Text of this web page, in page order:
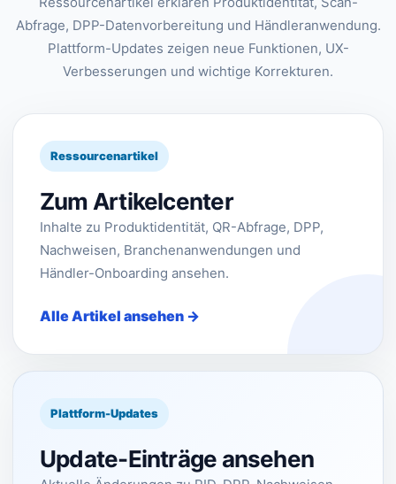
Abfrage, DPP-Datenvorbereitung und Händleranwendung.
Plattform-Updates zeigen neue Funktionen, UX-
Verbesserungen und wichtige Korrekturen.
Ressourcenartikel
Zum Artikelcenter
Inhalte zu Produktidentität, QR-Abfrage, DPP,
Nachweisen, Branchenanwendungen und
Händler-Onboarding ansehen.
Alle Artikel ansehen →
Plattform-Updates
Update-Einträge ansehen